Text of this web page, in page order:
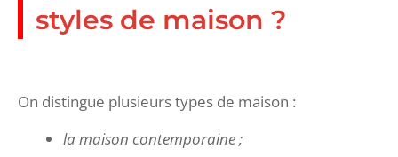
styles de maison ?
On distingue plusieurs types de maison :
la maison contemporaine ;